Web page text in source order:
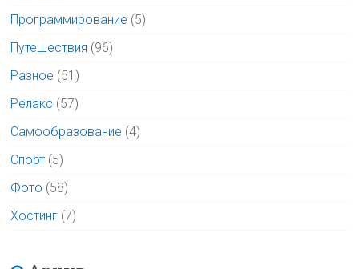
Программирование (5)
Путешествия (96)
Разное (51)
Релакс (57)
Самообразование (4)
Спорт (5)
Фото (58)
Хостинг (7)